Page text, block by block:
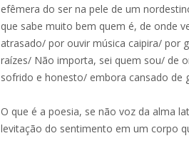
efêmera do ser na pele de um
que sabe muito bem quem é, de onde
atrasado/ por ouvir música caipira/ por
raízes/ Não importa, sei quem sou/ de
sofrido e honesto/ embora cansado de
O que é a poesia, se não voz da alma
levitação do sentimento em um corpo